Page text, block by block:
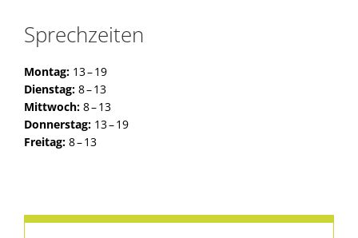
Sprechzeiten
Montag:13 – 19
Dienstag: 8 – 13
Mittwoch:8 – 13
Donnerstag: 13 – 19
Freitag: 8 – 13